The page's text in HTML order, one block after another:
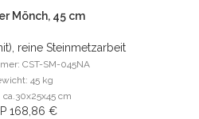
Mönch, 45 cm
reine Steinmetzarbeit
CST-SM-045NA
45 kg
cm
168,86 €